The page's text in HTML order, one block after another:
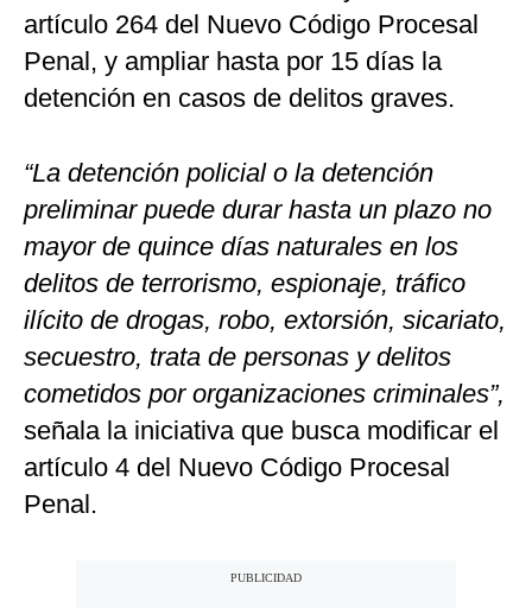
artículo 264 del Nuevo Código Procesal
Penal, y ampliar hasta por 15 días la
detención en casos de delitos graves.
“La detención policial o la detención
preliminar puede durar hasta un plazo no
mayor de quince días naturales en los
delitos de terrorismo, espionaje, tráfico
ilícito de drogas, robo, extorsión, sicariato,
secuestro, trata de personas y delitos
cometidos por organizaciones criminales”,
señala la iniciativa que busca modificar el
artículo 4 del Nuevo Código Procesal
Penal.